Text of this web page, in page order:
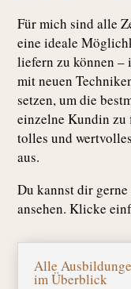
Für mich sind alle
eine ideale
liefern zu können –
mit neuen
setzen, um die
einzelne Kundin zu
tolles und
aus.
Du kannst dir
ansehen. Klicke
Alle
im Überblick